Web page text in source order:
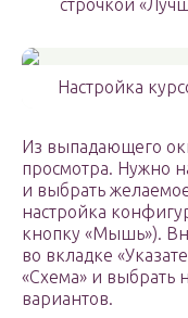
строчкой
Настройка
Из выпадающего
просмотра. Нужно
и выбрать
настройка
кнопку «Мышь»).
во вкладке
«Схема» и
вариантов.